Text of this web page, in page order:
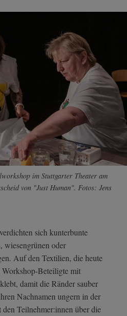
im Stuttgarter Theater am
von "Just Human". Fotos: Jens
sich kunterbunte
wiesengrünen oder
Auf den Textilien, die heute
Workshop-Beteiligte mit
damit die Ränder sauber
Nachnamen ungern in der
Teilnehmer:innen über die